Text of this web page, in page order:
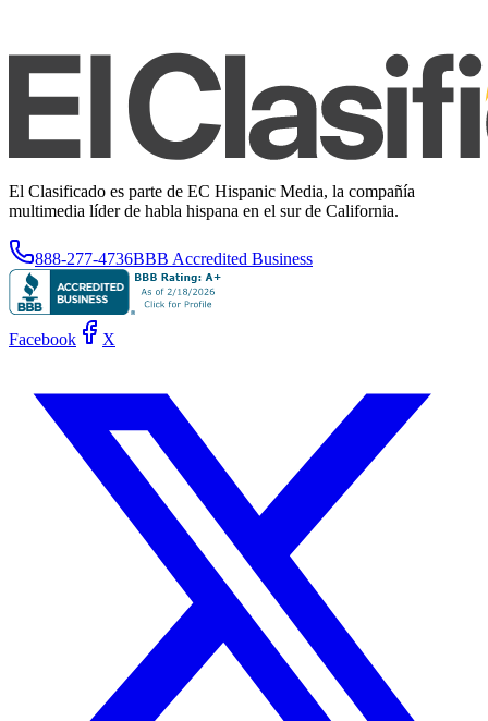
El Clasificado es parte de EC Hispanic Media, la compañía
multimedia líder de habla hispana en el sur de California.
888-277-4736BBB Accredited Business
Facebook X